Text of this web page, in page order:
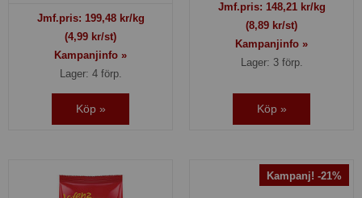
Jmf.pris: 199,48kr/kg
(4,99 kr/st)
Kampanjinfo »
Lager: 4 förp.
Köp »
Jmf.pris: 148,21kr/kg
(8,89 kr/st)
Kampanjinfo »
Lager: 3 förp.
Köp »
Kampanj! -21%